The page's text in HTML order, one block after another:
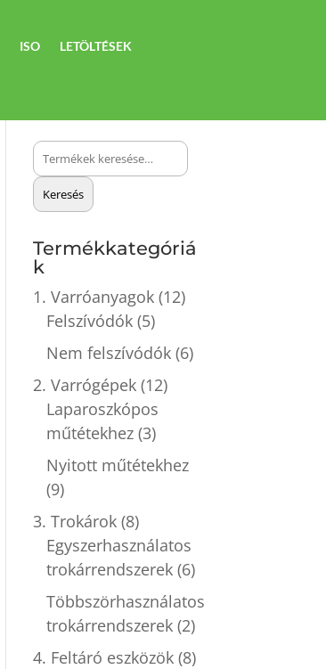
ISO LETÖLTÉSEK
Keresés
a
következőre:
Keresés
Termékkategóriá
k
1. Varróanyagok (12)
Felszívódók (5)
Nem felszívódók (6)
2. Varrógépek (12)
Laparoszkópos
műtétekhez (3)
Nyitott műtétekhez
(9)
3. Trokárok (8)
Egyszerhasználatos
trokárrendszerek (6)
Többszörhasználatos
trokárrendszerek (2)
4. Feltáró eszközök (8)